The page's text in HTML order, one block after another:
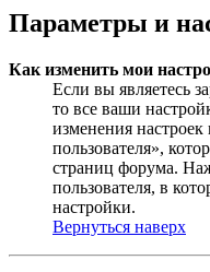
Параметры и
Как изменить мои
Если вы являетесь
то все ваши
изменения
пользователя»,
страниц форума.
пользователя, в
настройки.
Вернуться наверх